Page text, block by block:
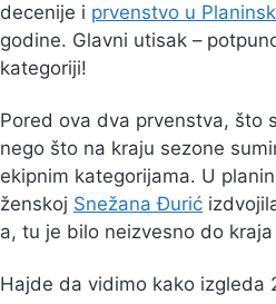
decenije i prvenstvo u
godine. Glavni utisak –
kategoriji!
Pored ova dva prvenstva, što
nego što na kraju sezone
ekipnim kategorijama. U
ženskoj Snežana Đurić
a, tu je bilo neizvesno do kraja
Hajde da vidimo kako izgleda